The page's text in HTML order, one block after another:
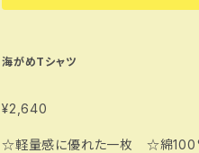
海がめTシャツ
¥2,640
☆軽量感に優れた一枚 ☆綿100%（4.０oz） ☆サイズ